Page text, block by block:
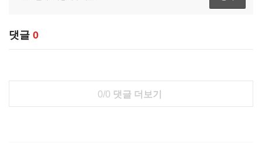
댓글 0
0/0 댓글 더보기